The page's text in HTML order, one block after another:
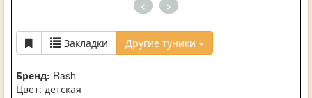
< >
Закладки Другие туники
Бренд: Rash
Цвет: детская